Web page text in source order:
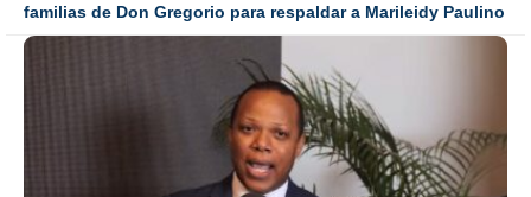
familias de Don Gregorio para respaldar a Marileidy Paulino